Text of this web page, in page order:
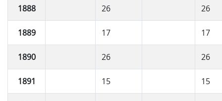
1888 26 26
1889 17 17
1890 26 26
1891 15 15